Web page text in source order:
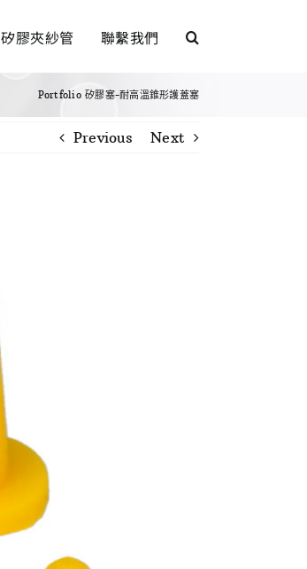
矽膠夾紗管 聯繫我們
Portfolio 矽膠塞-耐高溫錐形護蓋塞
Previous Next